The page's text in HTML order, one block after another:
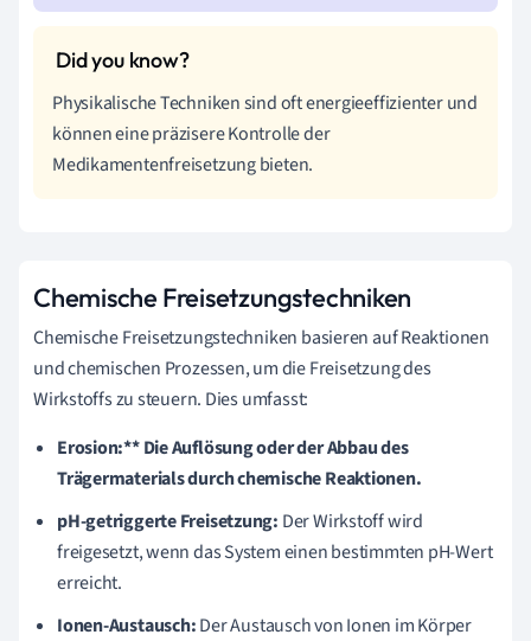
Physikalische Techniken sind oft energieeffizienter und
können eine präzisere Kontrolle der
Medikamentenfreisetzung bieten.
Chemische Freisetzungstechniken
Chemische Freisetzungstechniken basieren auf Reaktionen
und chemischen Prozessen, um die Freisetzung des
Wirkstoffs zu steuern. Dies umfasst:
Erosion:** Die Auflösung oder der Abbau des
Trägermaterials durch chemische Reaktionen.
pH-getriggerte Freisetzung: Der Wirkstoff wird
freigesetzt, wenn das System einen bestimmten pH-Wert
erreicht.
Ionen-Austausch:Der Austausch von Ionen im Körper